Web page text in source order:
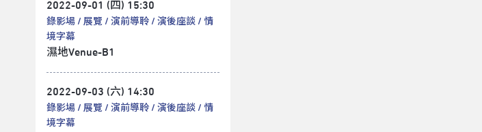
2022-09-01 (四) 15:30
錄影場 展覽 演前導聆 演後座談
情
境字幕
濕地Venue-B1
2022-09-03 (六) 14:30
錄影場 展覽 演前導聆 演後座談
情
境字幕